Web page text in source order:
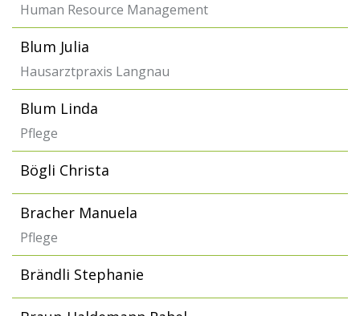
Human Resource Management
Blum Julia
Hausarztpraxis Langnau
Blum Linda
Pflege
Bögli Christa
Bracher Manuela
Pflege
Brändli Stephanie